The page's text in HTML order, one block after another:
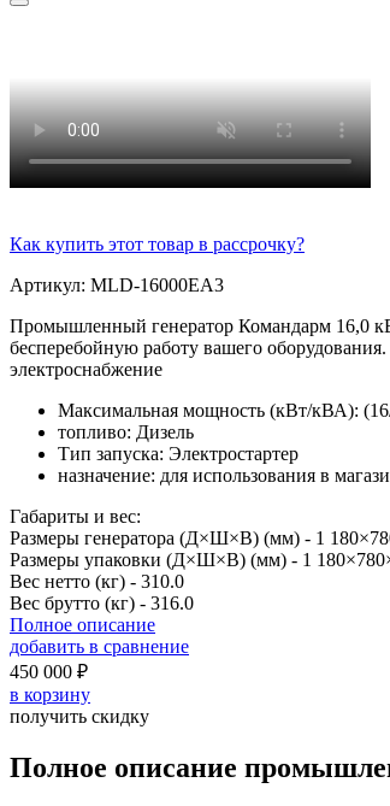
Как купить этот товар в рассрочку?
Артикул: MLD-16000EA3
Промышленный генератор Командарм 16,0
бесперебойную работу вашего
электроснабжение
Максимальная мощность (кВт/кВА):
топливо: Дизель
Тип запуска: Электростартер
назначение: для использования в
Габариты и вес:
Размеры генератора (Д×Ш×В) (мм) - 1
Размеры упаковки (Д×Ш×В) (мм) - 1
Вес нетто (кг) - 310.0
Вес брутто (кг) - 316.0
Полное описание
добавить в сравнение
450 000 ₽
в корзину
получить скидку
Полное описание